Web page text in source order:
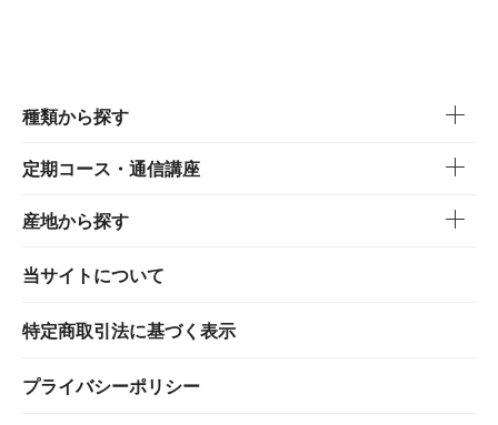
種類から探す
定期コース・通信講座
産地から探す
当サイトについて
特定商取引法に基づく表示
プライバシーポリシー